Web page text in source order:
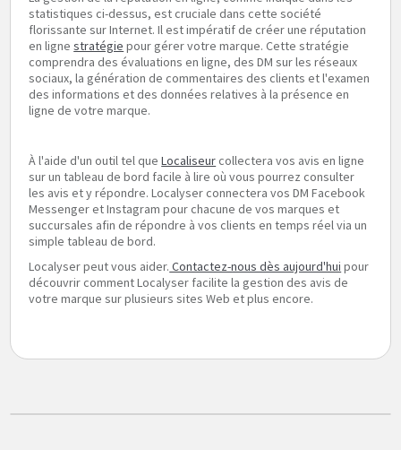
statistiques ci-dessus, est cruciale dans cette société
florissante sur Internet. Il est impératif de créer une réputation
en lignestratégie pour gérer votre marque. Cette stratégie
comprendra des évaluations en ligne, des DM sur les réseaux
sociaux, la génération de commentaires des clients et l'examen
des informations et des données relatives à la présence en
ligne de votre marque.
À l'aide d'un outil tel queLocaliseurcollectera vos avis en ligne
sur un tableau de bord facile à lire où vous pourrez consulter
les avis et y répondre. Localyser connectera vos DM Facebook
Messenger et Instagram pour chacune de vos marques et
succursales afin de répondre à vos clients en temps réel via un
simple tableau de bord.
Localyser peut vous aider. Contactez-nous dès aujourd'hui pour
découvrir comment Localyser facilite la gestion des avis de
votre marque sur plusieurs sites Web et plus encore.